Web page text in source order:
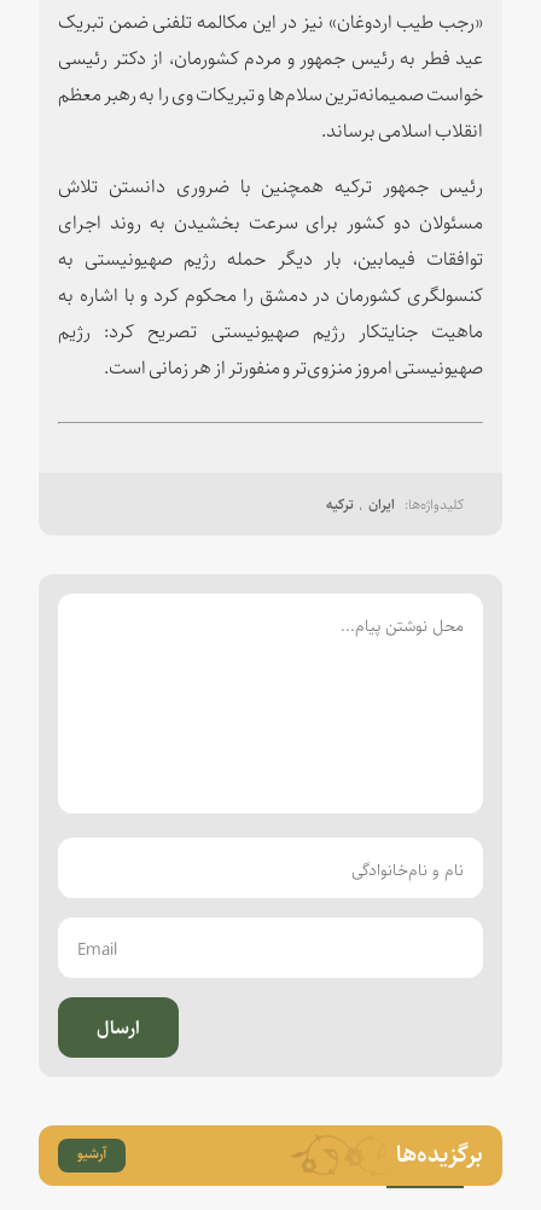
«رجب طیب اردوغان» نیز در این مکالمه تلفنی ضمن تبریک
عید فطر به رئیس جمهور و مردم کشورمان، از دکتر رئیسی
خواست صمیمانه‌ترین سلام‌ها و تبریکات وی را به رهبر معظم
انقلاب اسلامی برساند.
رئیس جمهور ترکیه همچنین با ضروری دانستن تلاش
مسئولان دو ‌کشور برای سرعت بخشیدن به روند اجرای
توافقات فیمابین، بار دیگر حمله رژیم صهیونیستی به
کنسولگری کشورمان در دمشق را محکوم کرد و با اشاره به
ماهیت جنایتکار رژیم صهیونیستی تصریح کرد: رژیم
صهیونیستی امروز منزوی‌تر و منفورتر از هر زمانی است.
ایران ترکیه
ارسال
برگزیده‌ها آرشیو